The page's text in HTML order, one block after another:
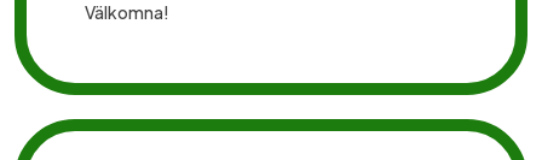
Välkomna!